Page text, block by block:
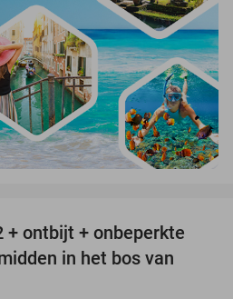
25%
+ ontbijt + onbeperkte
in het bos van